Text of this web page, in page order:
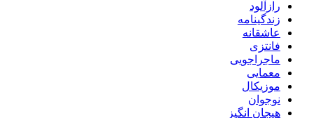
رازآلود
زندگینامه
عاشقانه
فانتزی
ماجراجویی
معمایی
موزیکال
نوجوان
هیجان انگیز